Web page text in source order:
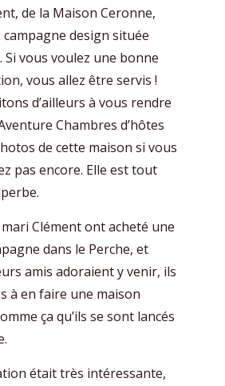
de la Maison Ceronne,
design située
Si vous voulez une bonne
vous allez être servis !
d’ailleurs à vous rendre
Chambres d’hôtes
de cette maison si vous
pas encore. Elle est tout
Clément ont acheté une
dans le Perche, et
amis adoraient y venir, ils
à en faire une maison
ça qu’ils se sont lancés
était très intéressante,